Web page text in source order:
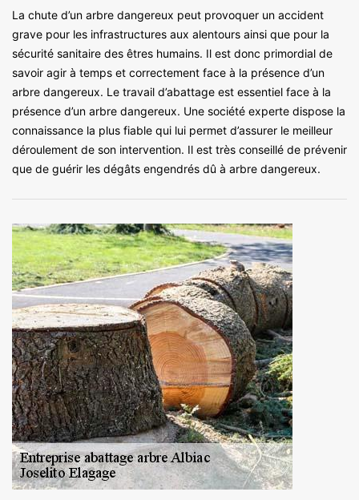
La chute d’un arbre dangereux peut provoquer un accident
grave pour les infrastructures aux alentours ainsi que pour la
sécurité sanitaire des êtres humains. Il est donc primordial de
savoir agir à temps et correctement face à la présence d’un
arbre dangereux. Le travail d’abattage est essentiel face à la
présence d’un arbre dangereux. Une société experte dispose la
connaissance la plus fiable qui lui permet d’assurer le meilleur
déroulement de son intervention. Il est très conseillé de prévenir
que de guérir les dégâts engendrés dû à arbre dangereux.